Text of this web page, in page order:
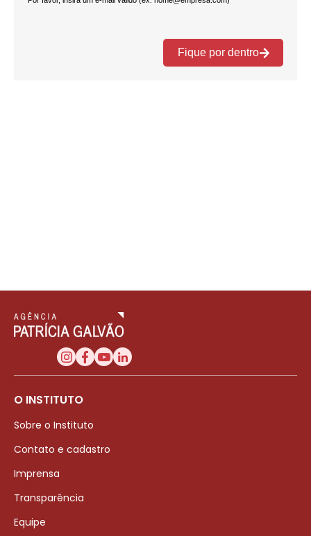
O INSTITUTO
Sobre o Instituto
Contato e cadastro
Imprensa
Transparência
Equipe